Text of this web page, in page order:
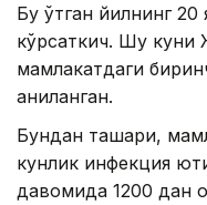
Бу ўтган йилнинг 20
кўрсаткич. Шу куни
мамлакатдаги
аниқланган.
Бундан ташқари,
кунлик инфекция
давомида 1200 дан